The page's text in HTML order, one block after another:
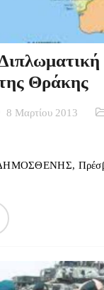
Θράκης
8 Μαρτίου 2013